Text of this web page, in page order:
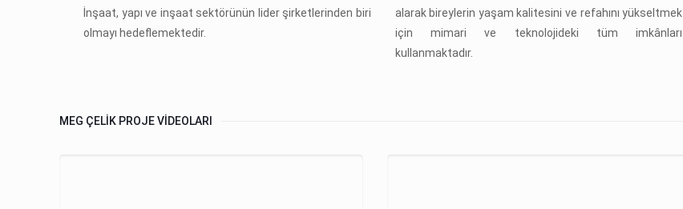
İnşaat, yapı ve inşaat sektörünün lider şirketlerinden biri
olmayı hedeflemektedir.
alarak bireylerin yaşam kalitesini ve refahını yükseltmek
için mimari ve teknolojideki tüm imkânları
kullanmaktadır.
MEG ÇELİK PROJE VİDEOLARI